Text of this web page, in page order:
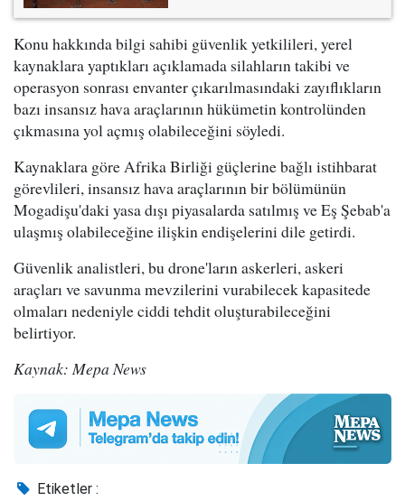
Konu hakkında bilgi sahibi güvenlik yetkilileri, yerel
kaynaklara yaptıkları açıklamada silahların takibi ve
operasyon sonrası envanter çıkarılmasındaki zayıflıkların
bazı insansız hava araçlarının hükümetin kontrolünden
çıkmasına yol açmış olabileceğini söyledi.
Kaynaklara göre Afrika Birliği güçlerine bağlı istihbarat
görevlileri, insansız hava araçlarının bir bölümünün
Mogadişu'daki yasa dışı piyasalarda satılmış ve Eş Şebab'a
ulaşmış olabileceğine ilişkin endişelerini dile getirdi.
Güvenlik analistleri, bu drone'ların askerleri, askeri
araçları ve savunma mevzilerini vurabilecek kapasitede
olmaları nedeniyle ciddi tehdit oluşturabileceğini
belirtiyor.
Kaynak: Mepa News
Etiketler :